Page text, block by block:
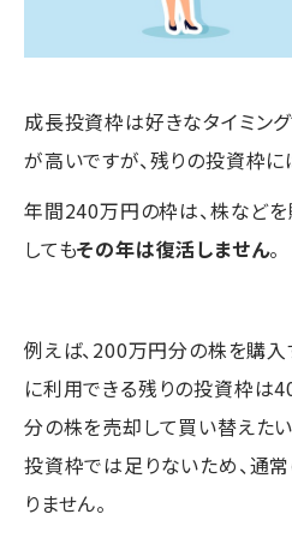
成長投資枠は好きなタイミン
が高いですが、残りの投資枠に
年間240万円の枠は、株などを
してもその年は復活しません。
例えば、200万円分の株を購
に利用できる残りの投資枠は
分の株を売却して買い替えた
投資枠では足りないため、通
りません。